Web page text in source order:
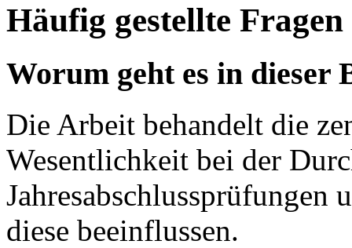
Häufig gestellte Fragen
Worum geht es in dieser
Die Arbeit behandelt die
Wesentlichkeit bei der
Jahresabschlussprüfungen
diese beeinflussen.